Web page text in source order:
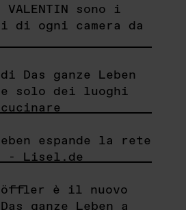
VALENTIN sono i
di ogni camera da
di Das ganze Leben
solo dei luoghi
espande la rete
- Lisel.de
löffler è il nuovo
ganze Leben a